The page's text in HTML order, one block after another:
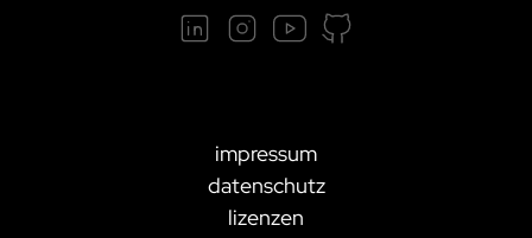
impressum
datenschutz
lizenzen